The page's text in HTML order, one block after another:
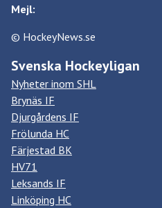
Mejl:
© HockeyNews.se
Svenska Hockeyligan
Nyheter inom SHL
Brynäs IF
Djurgårdens IF
Frölunda HC
Färjestad BK
HV71
Leksands IF
Linköping HC